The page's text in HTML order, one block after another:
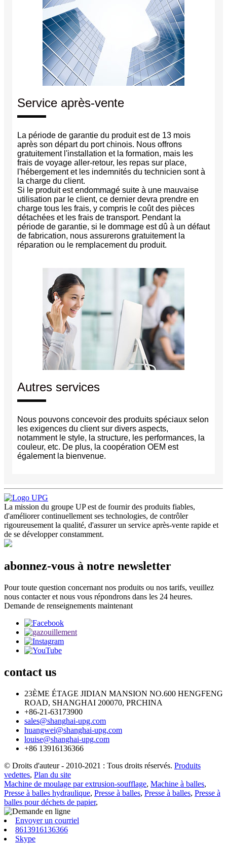
Service après-vente
La période de garantie du produit est de 13 mois
après son départ du port chinois. Nous offrons
gratuitement l'installation et la formation, mais les
frais de voyage aller-retour, les repas sur place,
l'hébergement et les indemnités du technicien sont à
la charge du client.
Si le produit est endommagé suite à une mauvaise
utilisation par le client, ce dernier devra prendre en
charge tous les frais, y compris le coût des pièces
détachées et les frais de transport. Pendant la
période de garantie, si le dommage est dû à un défaut
de fabrication, nous assurerons gratuitement la
réparation ou le remplacement du produit.
Autres services
Nous pouvons concevoir des produits spéciaux selon
les exigences du client sur divers aspects,
notamment le style, la structure, les performances, la
couleur, etc. De plus, la coopération OEM est
également la bienvenue.
La mission du groupe UP est de fournir des produits fiables,
d'améliorer continuellement ses technologies, de contrôler
rigoureusement la qualité, d'assurer un service après-vente rapide et
de se développer constamment.
abonnez-vous à notre newsletter
Pour toute question concernant nos produits ou nos tarifs, veuillez
nous contacter et nous vous répondrons dans les 24 heures.
Demande de renseignements maintenant
contact us
23ÈME ÉTAGE JIDIAN MANSION NO.600 HENGFENG
ROAD, SHANGHAI 200070, PRCHINA
+86-21-63173900
sales@shanghai-upg.com
huangwei@shanghai-upg.com
louise@shanghai-upg.com
+86 13916136366
© Droits d'auteur - 2010-2021 : Tous droits réservés. Produits
vedettes, Plan du site
Machine de moulage par extrusion-soufflage, Machine à balles,
Presse à balles hydraulique, Presse à balles, Presse à balles, Presse à
balles pour déchets de papier,
Envoyer un courriel
8613916136366
Skype